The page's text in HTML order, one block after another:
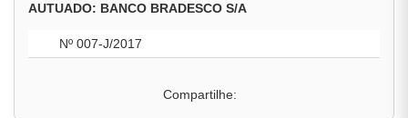
AUTUADO: BANCO BRADESCO S/A
Nº 007-J/2017
Compartilhe: